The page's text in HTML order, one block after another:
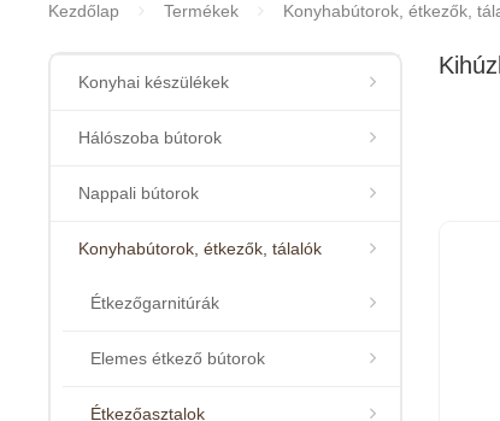
Kezdőlap Termékek Konyhabútorok, étkezők,
Konyhai készülékek
Hálószoba bútorok
Nappali bútorok
Konyhabútorok, étkezők, tálalók
Étkezőgarnitúrák
Elemes étkező bútorok
Étkezőasztalok